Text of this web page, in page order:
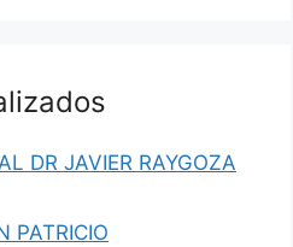
DR JAVIER RAYGOZA
PATRICIO